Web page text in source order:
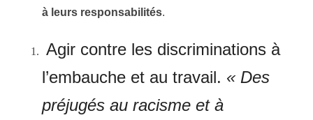
à leurs responsabilités.
Agir contre les discriminations à
l’embauche et au travail. « Des
préjugés au racisme et à